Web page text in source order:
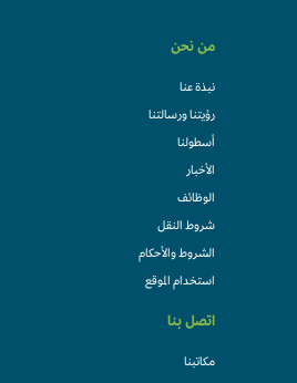
من نحن
نبذة عنا
رؤيتنا ورسالتنا
أسطولنا
الأخبار
الوظائف
شروط النقل
الشروط والأحكام
استخدام الموقع
اتصل بنا
مكاتبنا